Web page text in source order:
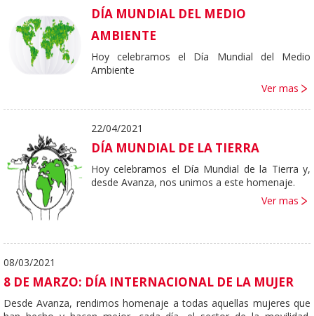
DÍA MUNDIAL DEL MEDIO
AMBIENTE
Hoy celebramos el Día Mundial del Medio
Ambiente
Ver mas
22/04/2021
DÍA MUNDIAL DE LA TIERRA
Hoy celebramos el Día Mundial de la Tierra y,
desde Avanza, nos unimos a este homenaje.
Ver mas
08/03/2021
8 DE MARZO: DÍA INTERNACIONAL DE LA MUJER
Desde Avanza, rendimos homenaje a todas aquellas mujeres que